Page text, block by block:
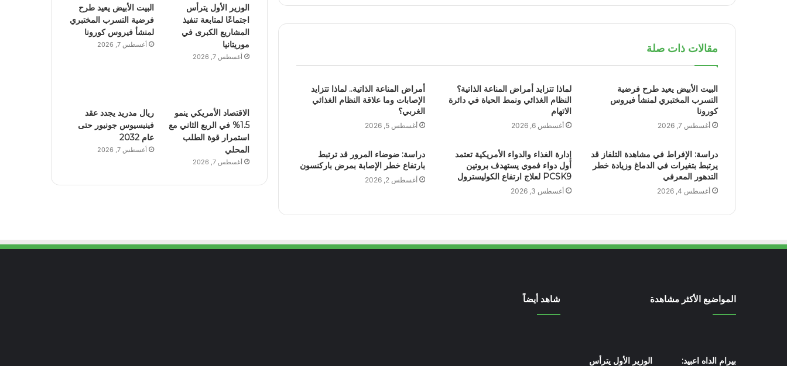
مقالات ذات صلة
البيت الأبيض يعيد طرح فرضية
التسرب المختبري لمنشأ فيروس
كورونا
أغسطس 7, 2026
لماذا تتزايد أمراض المناعة الذاتية؟
النظام الغذائي ونمط الحياة في دائرة
الاتهام
أغسطس 6, 2026
أمراض المناعة الذاتية.. لماذا تتزايد
الإصابات وما علاقة النظام الغذائي
الغربي؟
أغسطس 5, 2026
دراسة: الإفراط في مشاهدة التلفاز قد
يرتبط بتغيرات في الدماغ وزيادة خطر
التدهور المعرفي
أغسطس 4, 2026
إدارة الغذاء والدواء الأمريكية تعتمد
أول دواء فموي يستهدف بروتين
PCSK9 لعلاج ارتفاع الكوليسترول
أغسطس 3, 2026
دراسة: ضوضاء المرور قد ترتبط
بارتفاع خطر الإصابة بمرض باركنسون
أغسطس 2, 2026
الوزير الأول يترأس
اجتماعًا لمتابعة تنفيذ
المشاريع الكبرى في
موريتانيا
أغسطس 7, 2026
البيت الأبيض يعيد طرح
فرضية التسرب المختبري
لمنشأ فيروس كورونا
أغسطس 7, 2026
الاقتصاد الأمريكي ينمو
1.5% في الربع الثاني مع
استمرار قوة الطلب
المحلي
أغسطس 7, 2026
ريال مدريد يجدد عقد
فينيسيوس جونيور حتى
عام 2032
أغسطس 7, 2026
المواضيع الأكثر مشاهدة
بيرام الداه اعبيد: الوزير الأول يترأس
شاهد أيضاً